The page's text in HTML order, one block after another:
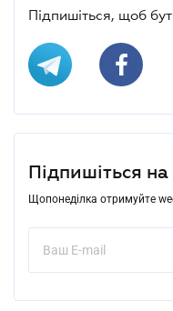
Підпишіться, щоб
Підпишіться
Щопонеділка отримуйте